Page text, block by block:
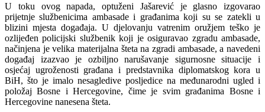
U toku ovog napada, optuženi Jašarević je glasno izgovarao
prijetnje službenicima ambasade i građanima koji su se zatekli u
blizini mjesta događaja. U djelovanju vatrenim oružjem teško je
ozlijeđen policijski službenik koji je osiguravao zgradu ambasade,
načinjena je velika materijalna šteta na zgradi ambasade, a navedeni
događaj izazvao je ozbiljno narušavanje sigurnosne situacije i
osjećaj ugroženosti građana i predstavnika diplomatskog kora u
BiH, što je imalo nesagledive posljedice na međunarodni ugled i
položaj Bosne i Hercegovine, čime je svim građanima Bosne i
Hercegovine nanesena šteta.